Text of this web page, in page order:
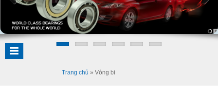
Trang chủ » Vòng bi